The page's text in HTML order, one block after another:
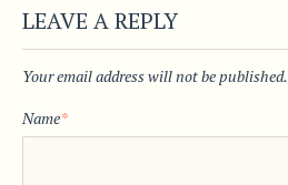
LEAVE A REPLY
Your email address will not be published.
Name*